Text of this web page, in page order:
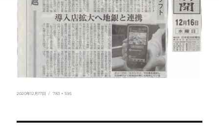
投
2020年12月17日
フ
783 × 595